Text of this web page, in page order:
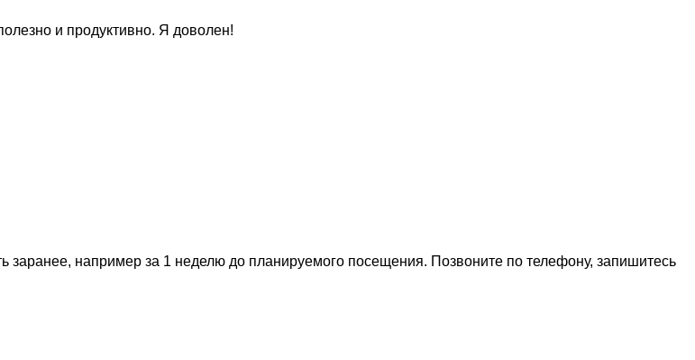
и продуктивно. Я доволен!
заранее, например за 1 неделю до планируемого посещения. Позвоните по телефону, запишитесь